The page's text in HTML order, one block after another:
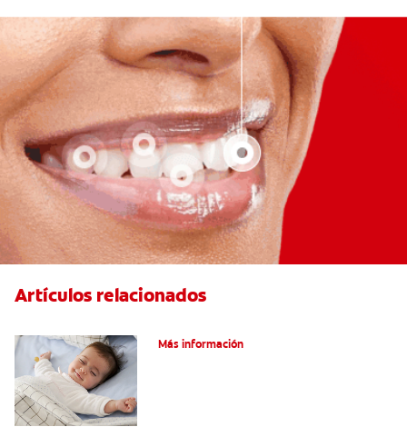
Artículos relacionados
Más información